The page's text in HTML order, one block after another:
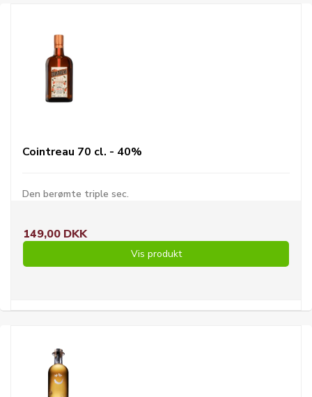
Cointreau 70 cl. - 40%
Den berømte triple sec.
149,00 DKK
Vis produkt